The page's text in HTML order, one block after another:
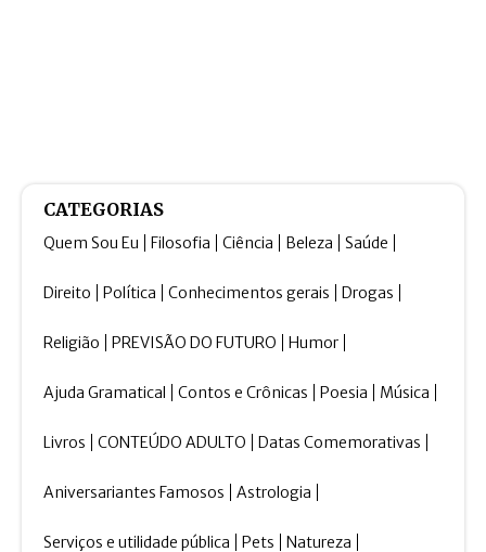
CATEGORIAS
Quem Sou Eu Filosofia Ciência Beleza Saúde
Direito Política Conhecimentos gerais Drogas
Religião PREVISÃO DO FUTURO Humor
Ajuda Gramatical Contos e Crônicas Poesia Música
Livros CONTEÚDO ADULTO Datas Comemorativas
Aniversariantes Famosos Astrologia
Serviços e utilidade pública Pets Natureza